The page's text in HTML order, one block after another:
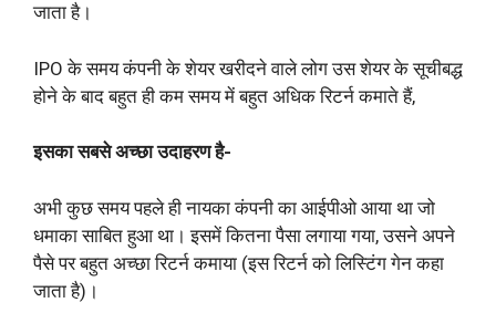
जाता है।
IPO के समय कंपनी के शेयर खरीदने वाले लोग उस शेयर के सूचीबद्ध
होने के बाद बहुत ही कम समय में बहुत अधिक रिटर्न कमाते हैं,
इसका सबसे अच्छा उदाहरण है-
अभी कुछ समय पहले ही नायका कंपनी का आईपीओ आया था जो
धमाका साबित हुआ था। इसमें कितना पैसा लगाया गया, उसने अपने
पैसे पर बहुत अच्छा रिटर्न कमाया (इस रिटर्न को लिस्टिंग गेन कहा
जाता है)।